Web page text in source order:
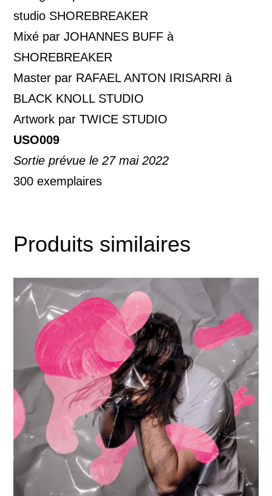
studio SHOREBREAKER
Mixé par JOHANNES BUFF à
SHOREBREAKER
Master par RAFAEL ANTON IRISARRI à
BLACK KNOLL STUDIO
Artwork par TWICE STUDIO
USO009
Sortie prévue le 27 mai 2022
300 exemplaires
Produits similaires